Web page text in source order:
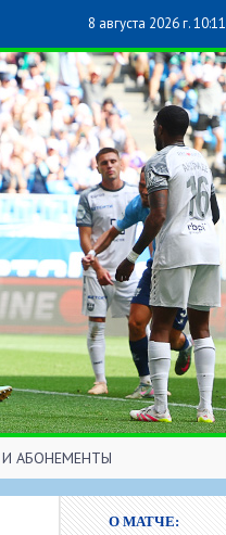
8 августа 2026 г. 10:11
атрибутики
АБОНЕМЕНТЫ
О МАТЧЕ: